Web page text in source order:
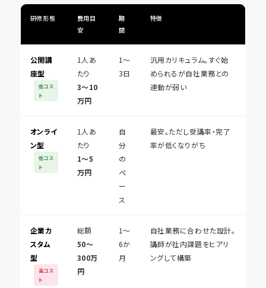
研修形態
費用目
安
期
間
特徴
公開講
座型
低コス
ト
1人あ
たり
3〜10
万円
1〜
3日
汎用カリキュラム。すぐ始
められるが自社業務との
連動が弱い
オンライ
ン型
低コス
ト
1人あ
たり
1〜5
万円
自
分
の
ペ
ー
ス
最安。ただし受講率・完了
率が低くなりがち
企業カ
スタム
型
高コス
ト
総額
50〜
300万
円
1〜
6か
月
自社業務に合わせた設計。
講師が社内課題をヒアリ
ングして構築